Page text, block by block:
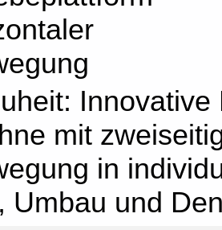
mit
in
Umbau und